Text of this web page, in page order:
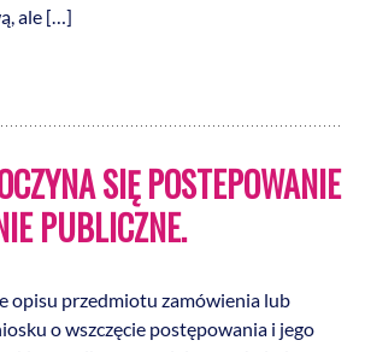
ale […]
SIĘ POSTEPOWANIE
PUBLICZNE.
opisu przedmiotu zamówienia lub
o wszczęcie postępowania i jego